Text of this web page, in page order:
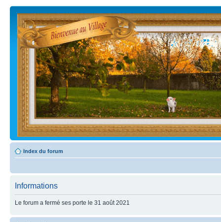
Index du forum
Informations
Le forum a fermé ses porte le 31 août 2021